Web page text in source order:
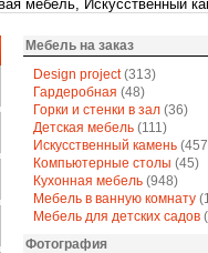
мебель, Искусственный
Мебель на заказ
Design project(313)
Гардеробная (48)
Горки и стенки в зал (36)
Детская мебель (111)
Искусственный камень
Компьютерные столы (45)
Кухонная мебель (948)
Мебель в ванную комнату
Мебель для детских садов
Фотография